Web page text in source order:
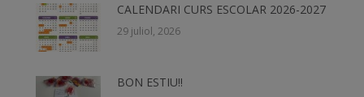
CALENDARI CURS ESCOLAR 2026-2027
29 juliol, 2026
BON ESTIU!!